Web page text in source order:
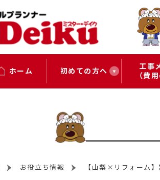
ホーム 初めての方へ
工事
（費
お役立ち情報 【山梨×リフォーム